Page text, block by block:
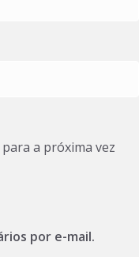
a próxima vez
por e-mail.